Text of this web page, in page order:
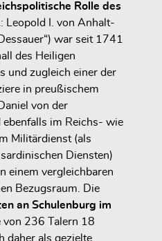
Rolle des
: Leopold I. von Anhalt-
war seit 1741
des Heiligen
und zugleich einer der
in preußischem
von der
ebenfalls im Reichs- wie
Militärdienst (als
Diensten)
einem vergleichbaren
Bezugsraum. Die
an Schulenburg im
von 236 Talern 18
daher als gezielte